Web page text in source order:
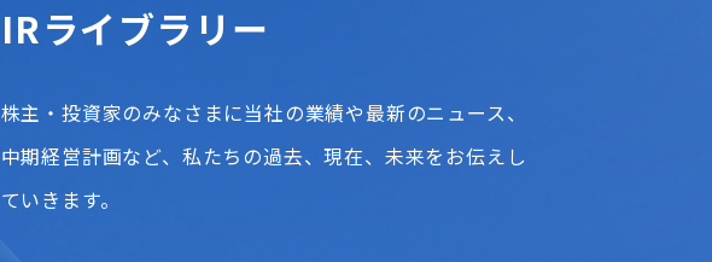
IRライブラリー
株主・投資家のみなさまに当社の業績や最新のニュース、
中期経営計画など、私たちの過去、現在、未来をお伝えし
ていきます。